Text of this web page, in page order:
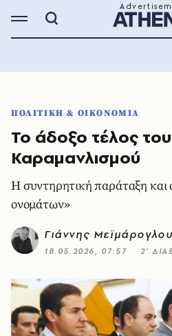
ΠΟΛΙΤΙΚΗ & ΟΙΚΟΝΟΜΙΑ
Το άδοξο τέλος του
Καραμανλισμού
Η συντηρητική παράταξη και
ονομάτων»
Γιάννης Μεϊμάρογλου
18.05.2026, 07:57 2’